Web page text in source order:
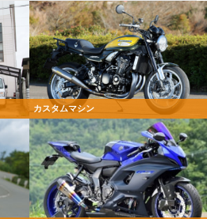
カスタムマシン